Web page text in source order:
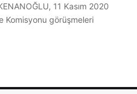
11 Kasım 2020
Komisyonu görüşmeleri